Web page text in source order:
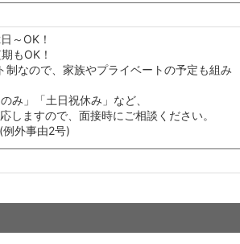
～OK！
もOK！
なので、家族やプライベートの予定も組み
み」「土日祝休み」など、
しますので、面接時にご相談ください。
外事由2号)